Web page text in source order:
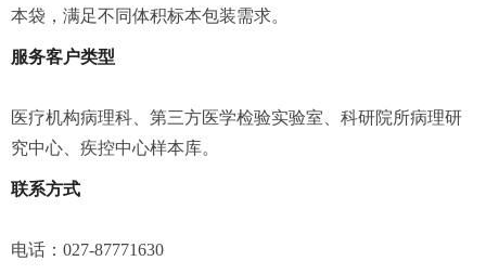
本袋，满足不同体积标本包装需求。
服务客户类型
医疗机构病理科、第三方医学检验实验室、科研院所病理研
究中心、疾控中心样本库。
联系方式
电话：027-87771630